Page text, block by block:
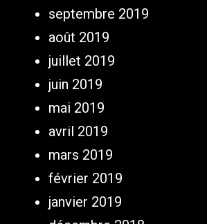
septembre 2019
août 2019
juillet 2019
juin 2019
mai 2019
avril 2019
mars 2019
février 2019
janvier 2019